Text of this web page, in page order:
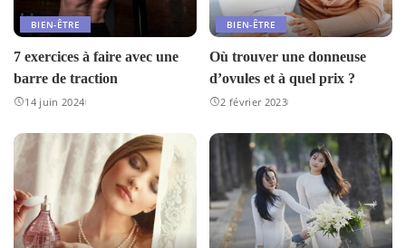
BIEN-ÊTRE
7 exercices à faire avec une
barre de traction
14 juin 2024
BIEN-ÊTRE
Où trouver une donneuse
d’ovules et à quel prix ?
2 février 2023